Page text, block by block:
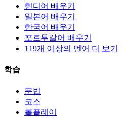
힌디어 배우기
일본어 배우기
한국어 배우기
포르투갈어 배우기
119개 이상의 언어 더 보기
학습
문법
코스
롤플레이